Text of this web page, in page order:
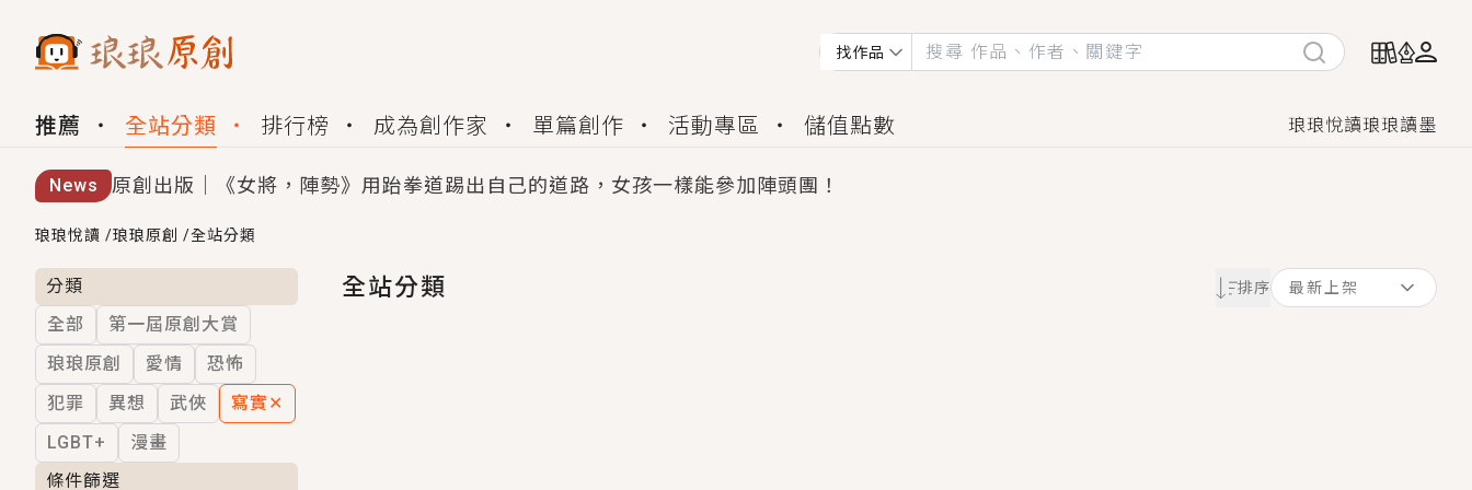
找作品
推薦 全站分類 排行榜 成為創作家 單篇創作 活動專區 儲值點數 琅琅悅讀琅琅讀墨
News 原創出版｜《女將，陣勢》用跆拳道踢出自己的道路，女孩一樣能參加陣頭團！
創,作家招募｜華文小說創作首選！有機會獲得豐富廣宣資源、專屬服務與獨享福利！
小編心動書單｜《離婚你提的，二婚嫁大佬，你哭什麼？》追妻火葬場！前夫失憶移情別戀，她頭也不回找新歡，他居然還後悔了？
GL｜《夏日與檸檬與重疊世界》炎熱的夏日、檸檬的香氣、互相愛慕的兩位少女，今夏最推純愛GL漫畫！
BL｜《費洛蒙中毒》救命！特殊費洛蒙體質世界觀，無法抗拒的吸引力，已中毒Σ>―(〃°ω°〃)♡→
OMG你嚇到我了｜《陰陽鬼店》上班族買了房子模型，但現實中買下的竟是屬於他的停屍櫃？！
言情｜《國語推行員》每個人心中都有一個連自己也無法改變的永恆， 他的一生將不由自主追逐著她……
琅琅悅讀 /琅琅原創 /全站分類
分類
全部
第一屆原創大賞
琅琅原創
愛情
恐怖
犯罪
異想 武俠 寫實✕
LGBT+
漫畫
條件篩選
全站分類 排序 最新上架